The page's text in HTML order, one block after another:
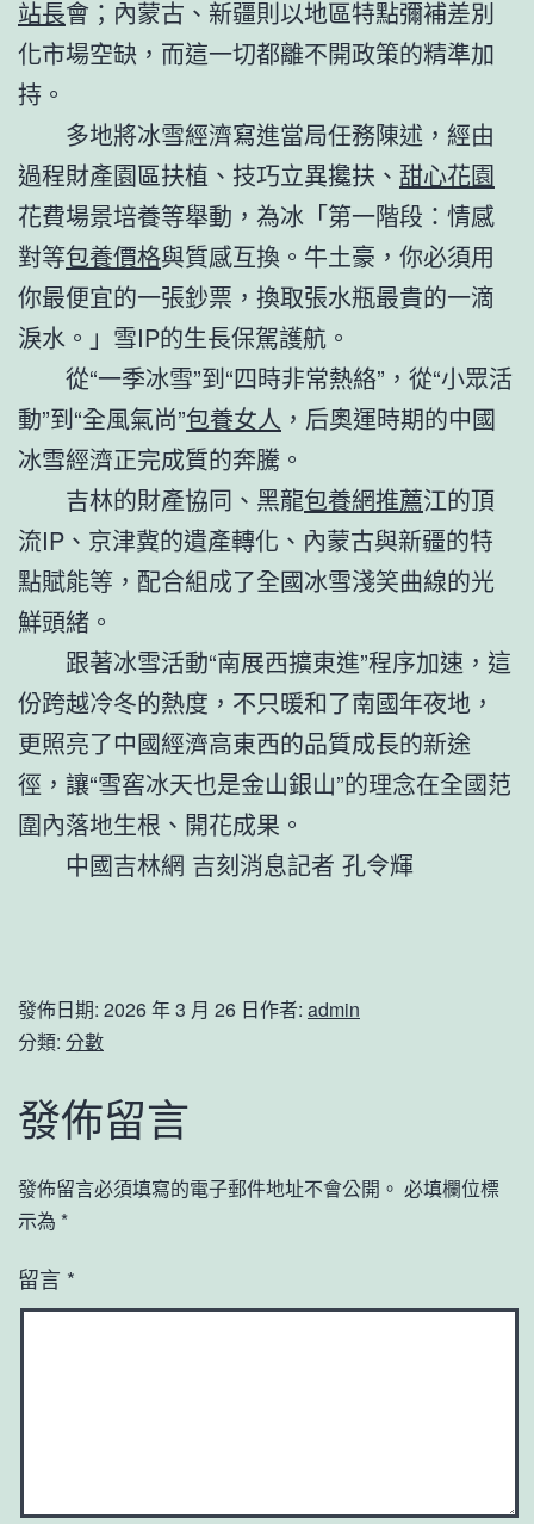
站長會；內蒙古、新疆則以地區特點彌補差別
化市場空缺，而這一切都離不開政策的精準加
持。
多地將冰雪經濟寫進當局任務陳述，經由
過程財產園區扶植、技巧立異攙扶、 甜心花園
花費場景培養等舉動，為冰「第一階段：情感
對等包養價格與質感互換。牛土豪，你必須用
你最便宜的一張鈔票，換取張水瓶最貴的一滴
淚水。」雪IP的生長保駕護航。
從“一季冰雪”到“四時非常熱絡”，從“小眾活
動”到“全風氣尚”包養女人 ，后奧運時期的中國
冰雪經濟正完成質的奔騰。
吉林的財產協同、黑龍包養網推薦江的頂
流IP、京津冀的遺產轉化、內蒙古與新疆的特
點賦能等，配合組成了全國冰雪淺笑曲線的光
鮮頭緒。
跟著冰雪活動“南展西擴東進”程序加速，這
份跨越冷冬的熱度，不只暖和了南國年夜地，
更照亮了中國經濟高東西的品質成長的新途
徑，讓“雪窖冰天也是金山銀山”的理念在全國范
圍內落地生根、開花成果。
中國吉林網 吉刻消息記者 孔令輝
發佈日期: 2026 年 3 月 26 日作者: admin
分類: 分數
發佈留言
發佈留言必須填寫的電子郵件地址不會公開。 必填欄位標
示為 *
留言 *